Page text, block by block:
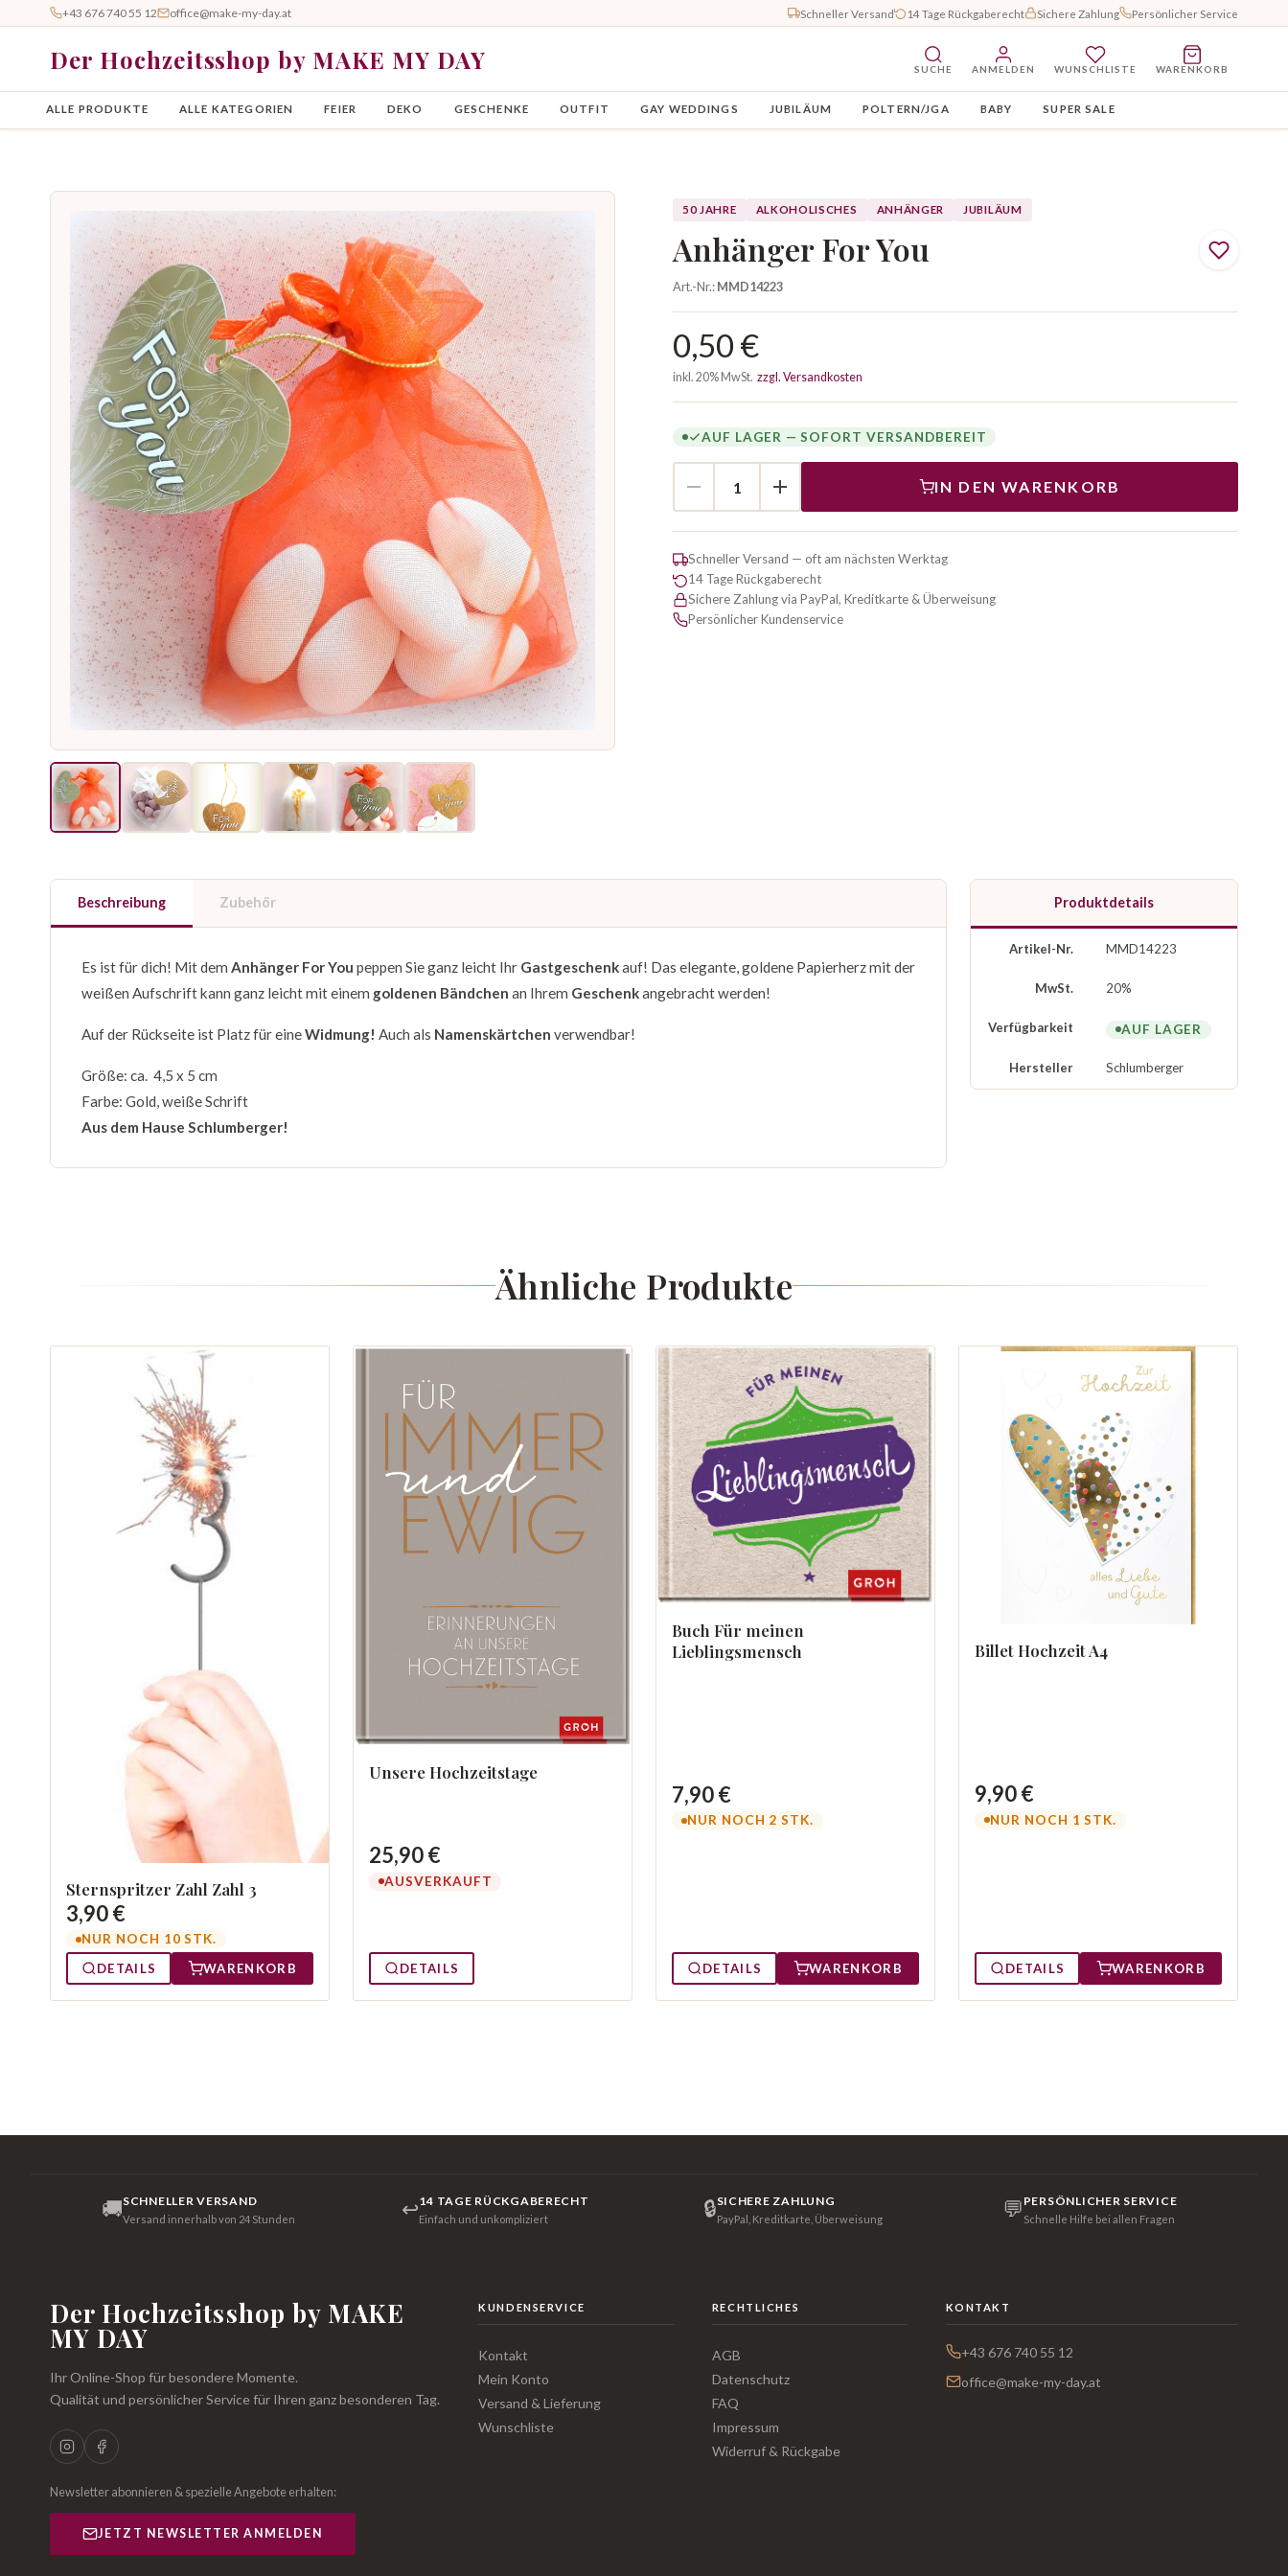
+43 676 740 55 12 office@make-my-day.at Schneller Versand 14 Tage Rückgaberecht Sichere Zahlung Persönlicher Service
Der Hochzeitsshop by MAKE MY DAY SUCHE ANMELDEN WUNSCHLISTE WARENKORB
ALLE PRODUKTE ALLE KATEGORIEN FEIER DEKO GESCHENKE OUTFIT GAY WEDDINGS JUBILÄUM POLTERN/JGA BABY SUPER SALE
50 JAHRE ALKOHOLISCHES ANHÄNGER JUBILÄUM
Anhänger For You
Art.-Nr.:MMD14223
0,50 €
inkl. 20% MwSt. zzgl. Versandkosten
AUF LAGER — SOFORT VERSANDBEREIT
IN DEN WARENKORB
Schneller Versand — oft am nächsten Werktag
14 Tage Rückgaberecht
Sichere Zahlung via PayPal, Kreditkarte & Überweisung
Persönlicher Kundenservice
Beschreibung Zubehör
Es ist für dich! Mit dem Anhänger For You peppen Sie ganz leicht Ihr Gastgeschenkauf! Das elegante, goldene Papierherz mit der
weißen Aufschrift kann ganz leicht mit einem goldenen Bändchen an Ihrem Geschenkangebracht werden!
Auf der Rückseite ist Platz für eineWidmung! Auch als Namenskärtchen verwendbar!
Größe: ca. 4,5 x 5 cm
Farbe: Gold, weiße Schrift
Aus dem Hause Schlumberger!
Produktdetails
Artikel-Nr. MMD14223
MwSt. 20%
Verfügbarkeit AUF LAGER
Hersteller Schlumberger
Ähnliche Produkte
Sternspritzer Zahl Zahl 3
3,90 €
NUR NOCH 10 STK.
DETAILS
WARENKORB
Unsere Hochzeitstage
25,90 €
AUSVERKAUFT
DETAILS
Buch Für meinen
Lieblingsmensch
7,90 €
NUR NOCH 2 STK.
DETAILS WARENKORB
Billet Hochzeit A4
9,90 €
NUR NOCH 1 STK.
DETAILS WARENKORB
🚚SCHNELLER VERSAND
Versand innerhalb von 24 Stunden ↩14 TAGE RÜCKGABERECHT
Einfach und unkompliziert 🔒SICHERE ZAHLUNG
PayPal, Kreditkarte, Überweisung 💬 PERSÖNLICHER SERVICE
Schnelle Hilfe bei allen Fragen
Der Hochzeitsshop by MAKE
MY DAY
Ihr Online-Shop für besondere Momente.
Qualität und persönlicher Service für Ihren ganz besonderen Tag.
Newsletter abonnieren & spezielle Angebote erhalten:
JETZT NEWSLETTER ANMELDEN
KUNDENSERVICE
Kontakt
Mein Konto
Versand & Lieferung
Wunschliste
RECHTLICHES
AGB
Datenschutz
FAQ
Impressum
Widerruf & Rückgabe
KONTAKT
+43 676 740 55 12
office@make-my-day.at